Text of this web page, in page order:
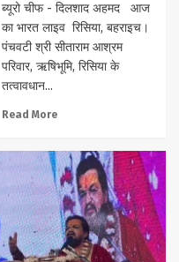
ब्यूरो चीफ - दिलशाद अहमद आज
का भारत लाइव रिसिया, बहराइच।
पंचवटी श्री सीताराम आश्रम
परिवार, ऋषिभूमि, रिसिया के
तत्वावधान...
Read More